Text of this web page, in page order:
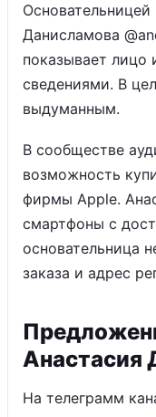
Основательницей
Данисламова
показывает лицо
сведениями. В
выдуманным.
В сообществе
возможность
фирмы Apple.
смартфоны с
основательница
заказа и адрес
Анастасия
На телеграмм